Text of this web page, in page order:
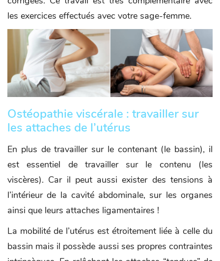
les exercices effectués avec votre sage-femme.
Ostéopathie viscérale : travailler sur
les attaches de l’utérus
En plus de travailler sur le contenant (le bassin), il
est essentiel de travailler sur le contenu (les
viscères). Car il peut aussi exister des tensions à
l’intérieur de la cavité abdominale, sur les organes
ainsi que leurs attaches ligamentaires !
La mobilité de l’utérus est étroitement liée à celle du
bassin mais il possède aussi ses propres contraintes